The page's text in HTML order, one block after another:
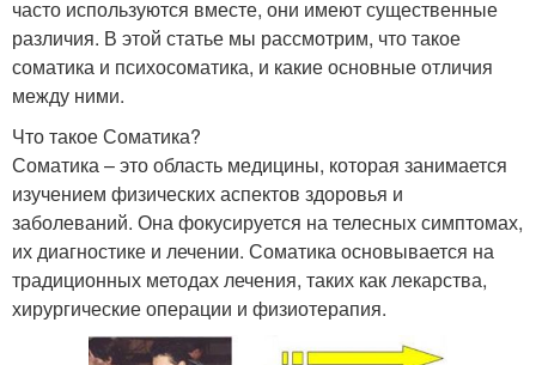
часто используются вместе, они имеют существенные
различия. В этой статье мы рассмотрим, что такое
соматика и психосоматика, и какие основные отличия
между ними.
Что такое Соматика?
Соматика – это область медицины, которая занимается
изучением физических аспектов здоровья и
заболеваний. Она фокусируется на телесных симптомах,
их диагностике и лечении. Соматика основывается на
традиционных методах лечения, таких как лекарства,
хирургические операции и физиотерапия.